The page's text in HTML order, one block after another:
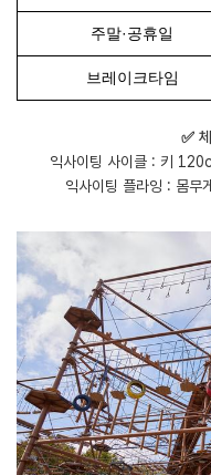
주말·공휴일
브레이크타임
✅
익사이팅 사이클 : 키
익사이팅 플라잉 : 몸